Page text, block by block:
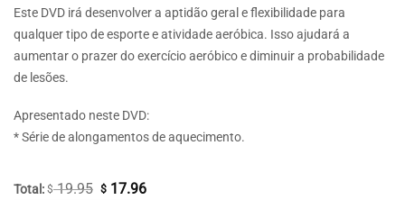
Este DVD irá desenvolver a aptidão geral e flexibilidade para
qualquer tipo de esporte e atividade aeróbica. Isso ajudará a
aumentar o prazer do exercício aeróbico e diminuir a probabilidade
de lesões.
Apresentado neste DVD:
* Série de alongamentos de aquecimento.
Total: $19.95 O
$17.96O